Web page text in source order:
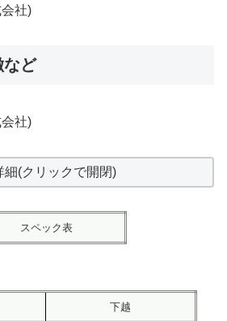
社)
など
社)
細(クリックで開閉)
スペック表
下越